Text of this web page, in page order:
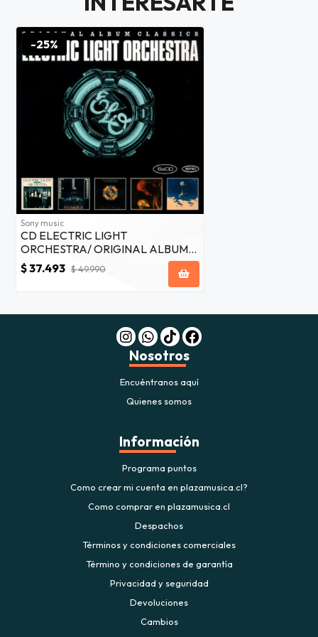
JUGAR
-25%
Sony music
CD ELECTRIC LIGHT
ORCHESTRA/ ORIGINAL ALBUM
CLASSIC 5CD
$ 37.493 $ 49.990
Nosotros
Encuéntranos aquí
Quienes somos
Información
Programa puntos
Como crear mi cuenta en plazamusica.cl?
Como comprar en plazamusica.cl
Despachos
Términos y condiciones comerciales
Término y condiciones de garantía
Privacidad y seguridad
Devoluciones
Cambios